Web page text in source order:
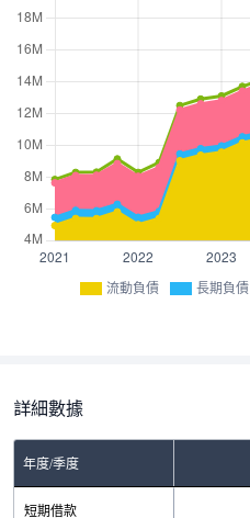
流動負債 長期負債
詳細數據
年度/季度
短期借款